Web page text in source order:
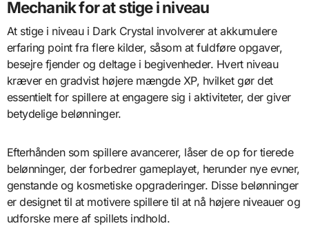
Mechanik for at stige i niveau
At stige i niveau i Dark Crystal involverer at akkumulere
erfaring point fra flere kilder, såsom at fuldføre opgaver,
besejre fjender og deltage i begivenheder. Hvert niveau
kræver en gradvist højere mængde XP, hvilket gør det
essentielt for spillere at engagere sig i aktiviteter, der giver
betydelige belønninger.
Efterhånden som spillere avancerer, låser de op for tierede
belønninger, der forbedrer gameplayet, herunder nye evner,
genstande og kosmetiske opgraderinger. Disse belønninger
er designet til at motivere spillere til at nå højere niveauer og
udforske mere af spillets indhold.